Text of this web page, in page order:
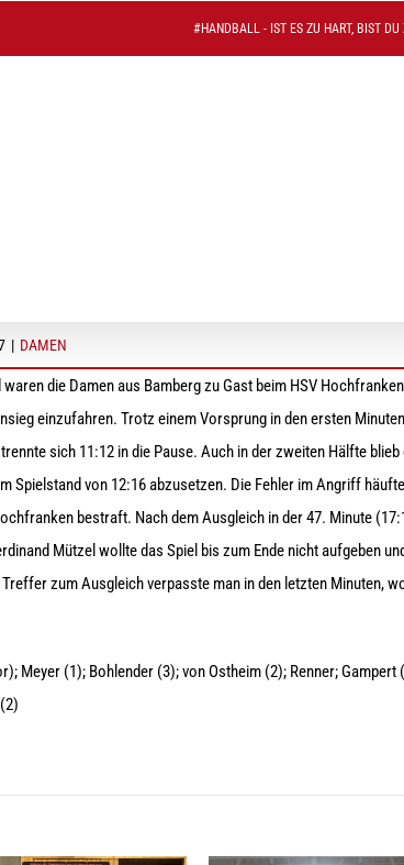
#HANDBALL - IST ES ZU HART, BIST DU
| DAMEN
die Damen aus Bamberg zu Gast beim HSV
einzufahren. Trotz einem Vorsprung in den ersten
sich 11:12 in die Pause. Auch in der zweiten Hälfte
Spielstand von 12:16 abzusetzen. Die Fehler im Angriff
bestraft. Nach dem Ausgleich in der 47. Minute
Mützel wollte das Spiel bis zum Ende nicht aufgeben
zum Ausgleich verpasste man in den letzten Minuten,
Meyer (1); Bohlender (3); von Ostheim (2); Renner;